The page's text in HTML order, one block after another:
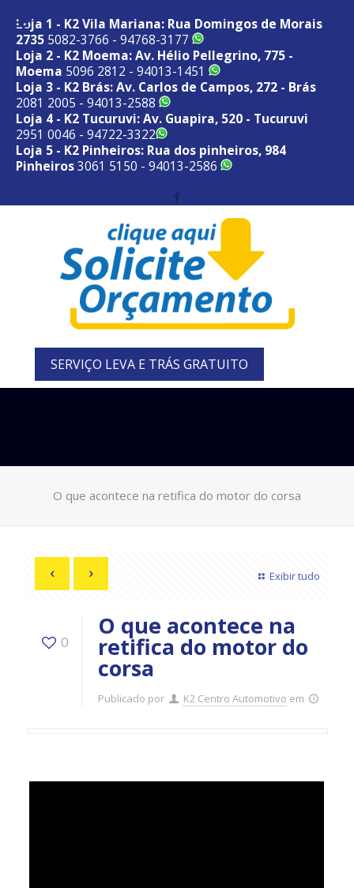
Loja 1 - K2 Vila Mariana: Rua Domingos de Morais
2735 5082-3766 - 94768-3177
Loja 2 - K2 Moema: Av. Hélio Pellegrino, 775 -
Moema 5096 2812 - 94013-1451
Loja 3 - K2 Brás: Av. Carlos de Campos, 272 - Brás
2081 2005 - 94013-2588
Loja 4 - K2 Tucuruvi: Av. Guapira, 520 - Tucuruvi
2951 0046 - 94722-3322
Loja 5 - K2 Pinheiros: Rua dos pinheiros, 984
Pinheiros3061 5150 - 94013-2586
SERVIÇO LEVA E TRÁS GRATUITO
O que acontece na retifica do motor do corsa
Exibir tudo
0
O que acontece na
retifica do motor do
corsa
Publicado por K2 Centro Automotivo em